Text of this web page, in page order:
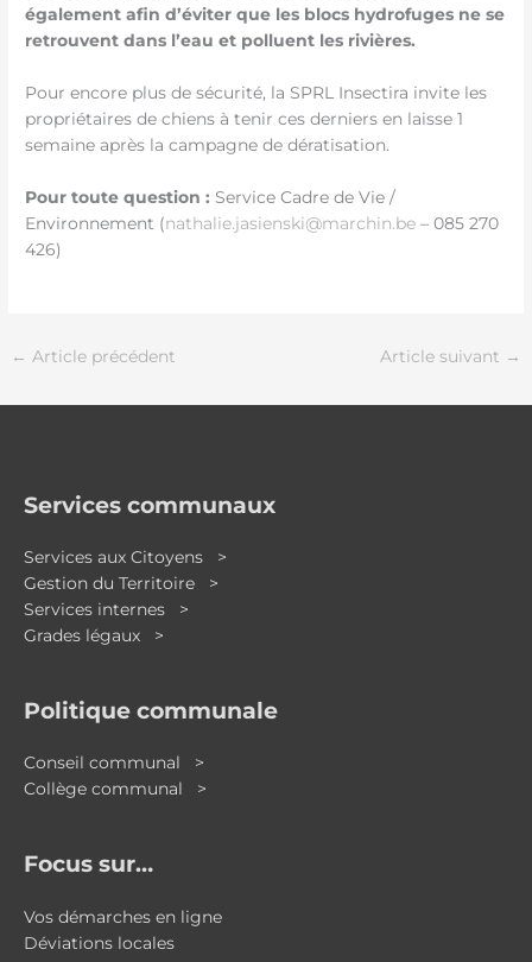
également afin d’éviter que les blocs hydrofuges ne se
retrouvent dans l’eau et polluent les rivières.
Pour encore plus de sécurité, la SPRL Insectira invite les
propriétaires de chiens à tenir ces derniers en laisse 1
semaine après la campagne de dératisation.
Pour toute question : Service Cadre de Vie /
Environnement (nathalie.jasienski@marchin.be – 085 270
426)
← Article précédent Article suivant →
Services communaux
Services aux Citoyens >
Gestion du Territoire >
Services internes >
Grades légaux >
Politique communale
Conseil communal >
Collège communal >
Focus sur…
Vos démarches en ligne
Déviations locales